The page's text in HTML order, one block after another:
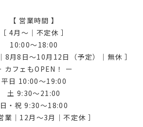
【 営業時間 】
［ 4月〜｜不定休 ］
10:00〜18:00
8月8日〜10月12日（予定）｜無休 ］
カフェもOPEN！ ー
平日 10:00〜19:00
土 9:30〜21:00
日・祝 9:30〜18:00
業｜12月〜3月｜不定休 ］